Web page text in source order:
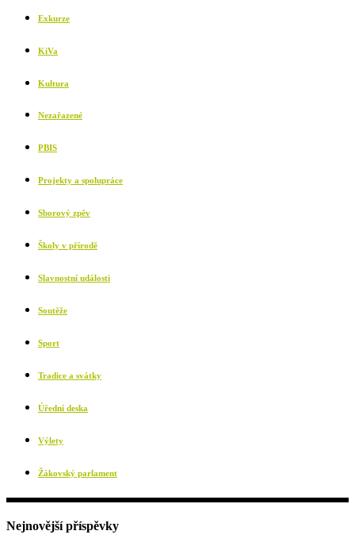
Exkurze
KiVa
Kultura
Nezařazené
PBIS
Projekty a spolupráce
Sborový zpěv
Školy v přírodě
Slavnostní události
Soutěže
Sport
Tradice a svátky
Úřední deska
Výlety
Žákovský parlament
Nejnovější příspěvky